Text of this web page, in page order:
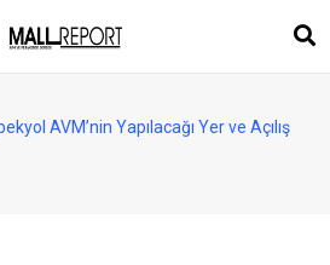
AVM’nin Yapılacağı Yer ve Açılış